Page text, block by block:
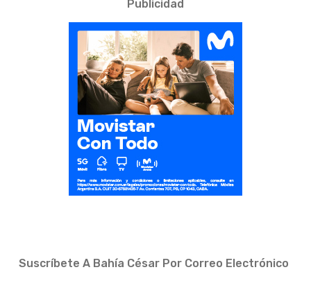
Publicidad
Suscríbete A Bahía César Por Correo Electrónico